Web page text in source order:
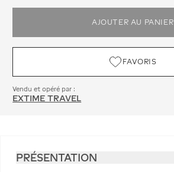
AJOUTER AU PANIER
FAVORIS
Vendu et opéré par :
EXTIME TRAVEL
PRÉSENTATION